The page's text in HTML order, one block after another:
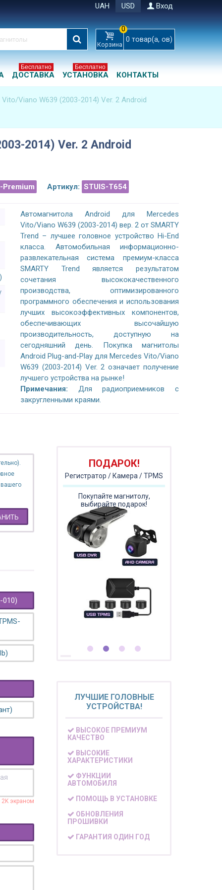
UAH USD Вход
Корзина
0
0 товар(а, ов)
ДОСТАВКА
Бесплатно
УСТАНОВКА
Бесплатно
КОНТАКТЫ
Vito/Viano W639 (2003-2014) Ver. 2 Android
2014) Ver. 2 Android
Premium Артикул: STUIS-T654
Автомагнитола Android для Mercedes
Vito/Viano W639 (2003-2014) вер. 2 от SMARTY
Trend – лучшее головное устройство Hi-End
класса. Автомобильная информационно-
развлекательная система премиум-класса
SMARTY Trend является результатом
сочетания высококачественного
производства, оптимизированного
программного обеспечения и использования
лучших высокоэффективных компонентов,
обеспечивающих высочайшую
производительность, доступную на
сегодняшний день. Покупка магнитолы
Android Plug-and-Play для Mercedes Vito/Viano
W639 (2003-2014) Ver. 2 означает получение
лучшего устройства на рынке!
Примечания: Для радиоприемников с
закругленными краями.
010)
2K экраном
ПОДАРОК!
Регистратор / Камера / TPMS
Покупайте магнитолу,
выбирайте подарок!
ЛУЧШИЕ ГОЛОВНЫЕ
УСТРОЙСТВА!
ВЫСОКОЕ ПРЕМИУМ
КАЧЕСТВО
ВЫСОКИЕ
ХАРАКТЕРИСТИКИ
ФУНКЦИИ
АВТОМОБИЛЯ
ПОМОЩЬ В УСТАНОВКЕ
ОБНОВЛЕНИЯ
ПРОШИВКИ
ГАРАНТИЯ ОДИН ГОД